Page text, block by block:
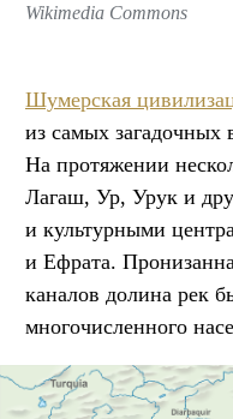
Wikimedia Commons
Шумерская
из самых загадочных
На протяжении
Лагаш, Ур, Урук и
и культурными
и Ефрата.
каналов долина рек
многочисленного